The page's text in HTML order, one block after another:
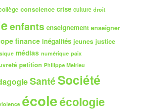
conscience crise culture droit
enfants enseignement enseigner
finance inégalités jeunes justice
médias numérique paix
petition Philippe Meirieu
SantéSociété
écoleécologie